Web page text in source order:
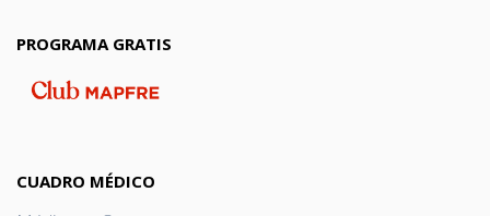
PROGRAMA GRATIS
CUADRO MÉDICO